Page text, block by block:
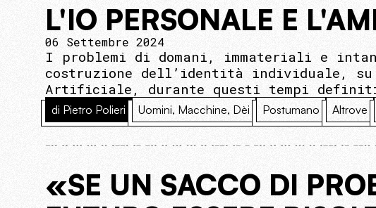
L'IO PERSONALE E
06 Settembre 2024
I problemi di domani, immateriali e
costruzione dell’identità individuale,
Artificiale, durante questi tempi
di Pietro Polieri Uomini, Macchine, Dèi Postumano Altrove
«SE UN SACCO DI